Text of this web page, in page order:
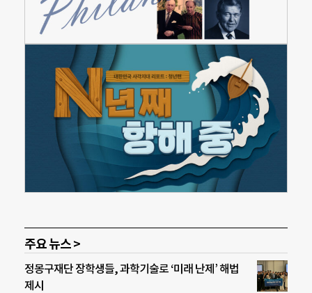
주요 뉴스 >
정몽구재단 장학생들, 과학기술로 ‘미래 난제’ 해법
제시